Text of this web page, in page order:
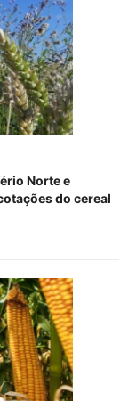
Norte e
do cereal